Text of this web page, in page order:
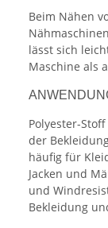
Beim Nähen
lässt sich
Maschine als
Polyester-
der
häufig für
Jacken und
und
Bekleidung